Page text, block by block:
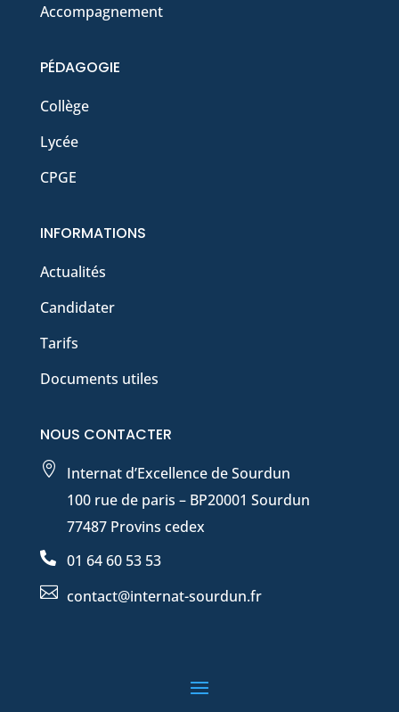
Accompagnement
PÉDAGOGIE
Collège
Lycée
CPGE
INFORMATIONS
Actualités
Candidater
Tarifs
Documents utiles
NOUS CONTACTER

Internat d’Excellence de Sourdun
100 rue de paris – BP20001 Sourdun
77487 Provins cedex
 01 64 60 53 53
 contact@internat-sourdun.fr